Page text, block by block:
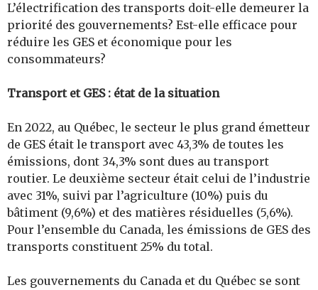
L’électrification des transports doit-elle demeurer la
priorité des gouvernements? Est-elle efficace pour
réduire les GES et économique pour les
consommateurs?
Transport et GES : état de la situation
En 2022, au Québec, le secteur le plus grand émetteur
de GES était le transport avec 43,3% de toutes les
émissions, dont 34,3% sont dues au transport
routier. Le deuxième secteur était celui de l’industrie
avec 31%, suivi par l’agriculture (10%) puis du
bâtiment (9,6%) et des matières résiduelles (5,6%).
Pour l’ensemble du Canada, les émissions de GES des
transports constituent 25% du total.
Les gouvernements du Canada et du Québec se sont